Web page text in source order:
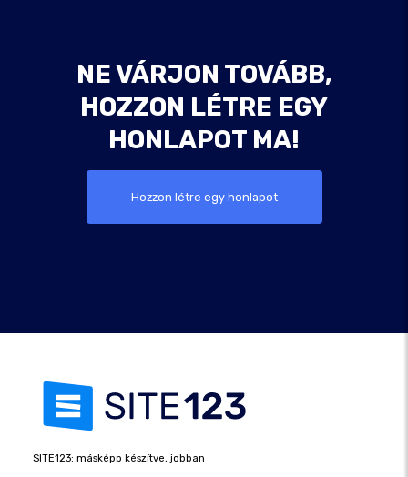
NE VÁRJON TOVÁBB,
HOZZON LÉTRE EGY
HONLAPOT MA!
Hozzon létre egy honlapot
SITE123: másképp készítve, jobban